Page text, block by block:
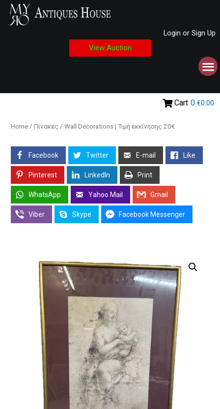
Login or Sign Up
View Auction
Cart 0 €0.00
Home / Πίνακες / Wall Decorations | Τιμή εκκίνησης 20€
Facebook Twitter E-mail Like
Pinterest LinkedIn Print
WhatsApp Yahoo Mail Gmail
Viber Skype Facebook Messenger